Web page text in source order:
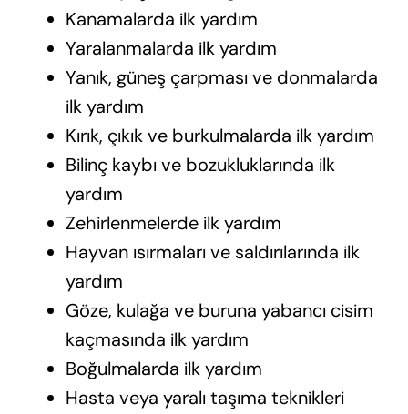
Kanamalarda ilk yardım
Yaralanmalarda ilk yardım
Yanık, güneş çarpması ve donmalarda
ilk yardım
Kırık, çıkık ve burkulmalarda ilk yardım
Bilinç kaybı ve bozukluklarında ilk
yardım
Zehirlenmelerde ilk yardım
Hayvan ısırmaları ve saldırılarında ilk
yardım
Göze, kulağa ve buruna yabancı cisim
kaçmasında ilk yardım
Boğulmalarda ilk yardım
Hasta veya yaralı taşıma teknikleri